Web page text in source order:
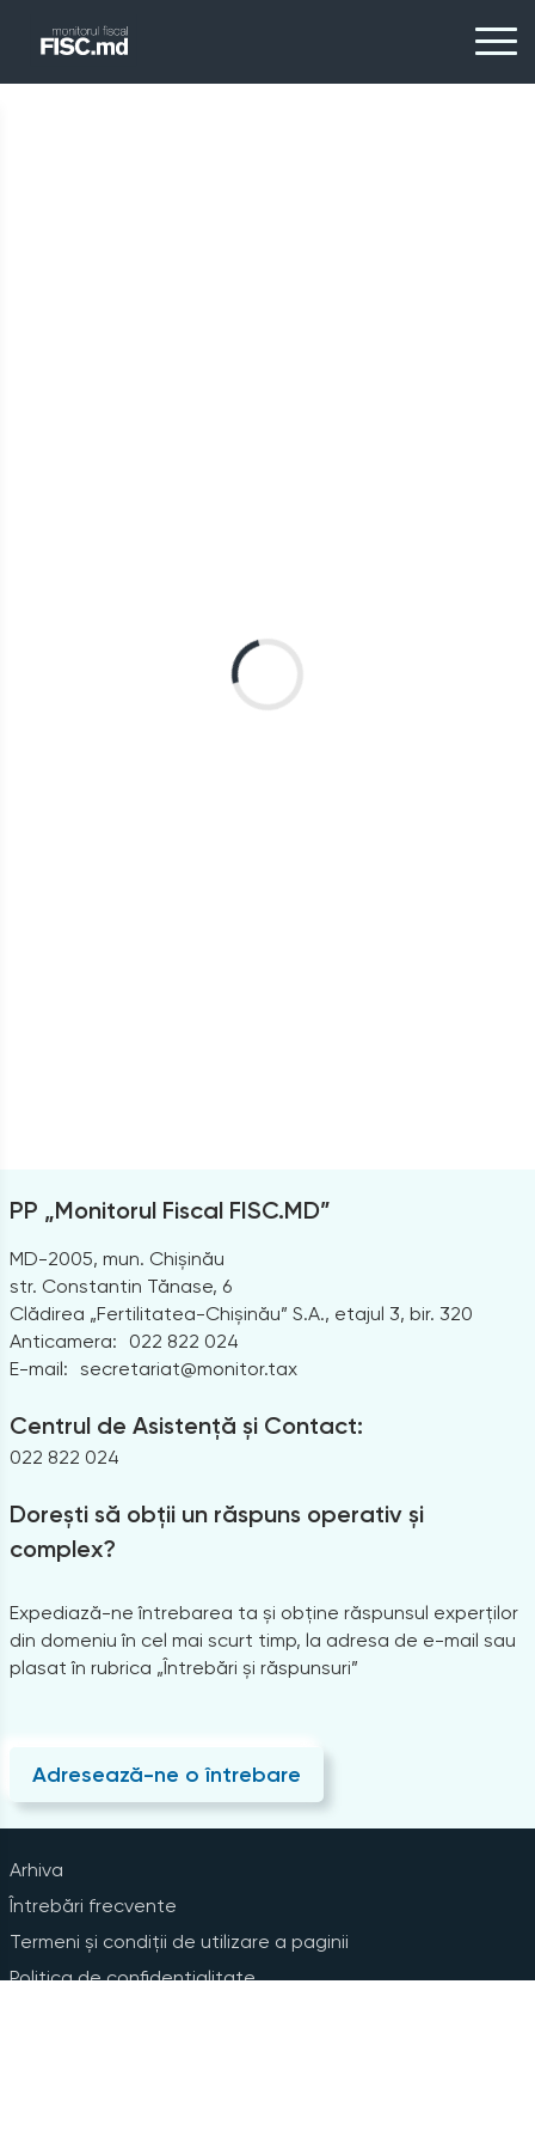
PP „Monitorul Fiscal FISC.MD”
MD-2005, mun. Chișinău
str. Constantin Tănase, 6
Clădirea „Fertilitatea-Chișinău” S.A., etajul 3, bir. 320
Anticamera:
022 822 024
E-mail: secretariat@monitor.tax
Centrul de Asistență și Contact:
022 822 024
Dorești să obții un răspuns operativ și
complex?
Expediază-ne întrebarea ta și obține răspunsul experților
din domeniu în cel mai scurt timp, la adresa de e-mail sau
plasat în rubrica „Întrebări și răspunsuri”
Adresează-ne o întrebare
Arhiva
Întrebări frecvente
Termeni și condiții de utilizare a paginii
Politica de confidențialitate